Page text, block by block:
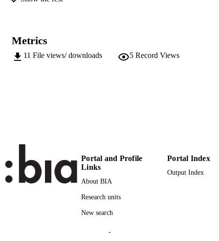
PUBLICATION
DETAILS
VOLUME
17
PUBLISHER
Dodis
Metrics
11 File views/ downloads 5 Record Views
Portal and Profile
Links
About BIA
Research units
New search
Portal Index
Output Index
-